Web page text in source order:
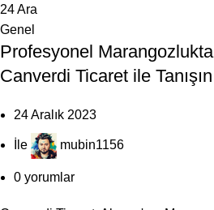
24Ara
Genel
Profesyonel
Canverdi Ticaret ile Tanışın
24 Aralık 2023
İle mubin1156
0 yorumlar